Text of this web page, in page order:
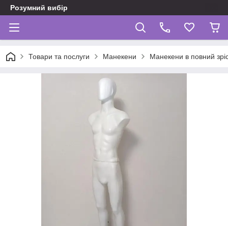
Розумний вибір
Товари та послуги Манекени Манекени в повний